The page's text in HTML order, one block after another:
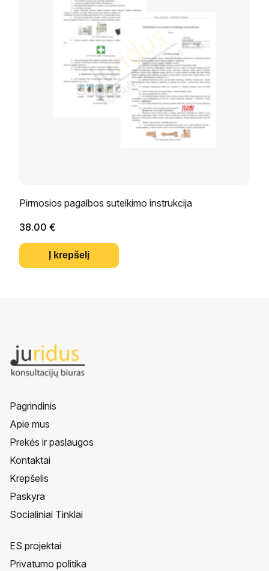
Pirmosios pagalbos suteikimo instrukcija
38.00 €
Į krepšelį
Pagrindinis
Apie mus
Prekės ir paslaugos
Kontaktai
Krepšelis
Paskyra
Socialiniai Tinklai
ES projektai
Privatumo politika